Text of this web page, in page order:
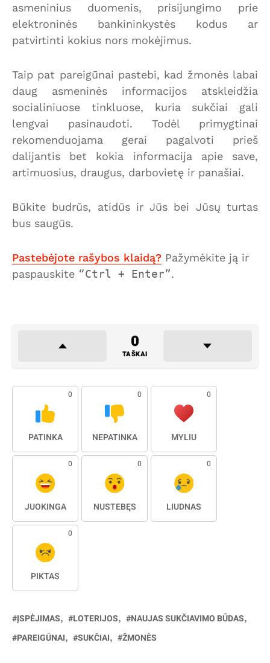
asmeninius duomenis, prisijungimo prie
elektroninės bankininkystės kodus ar
patvirtinti kokius nors mokėjimus.
Taip pat pareigūnai pastebi, kad žmonės labai
daug asmeninės informacijos atskleidžia
socialiniuose tinkluose, kuria sukčiai gali
lengvai pasinaudoti. Todėl primygtinai
rekomenduojama gerai pagalvoti prieš
dalijantis bet kokia informacija apie save,
artimuosius, draugus, darbovietę ir panašiai.
Būkite budrūs, atidūs ir Jūs bei Jūsų turtas
bus saugūs.
Pastebėjote rašybos klaidą? Pažymėkite ją ir
paspauskite
Ctrl + Enter .
0
TAŠKAI
0
PATINKA
0
NEPATINKA
0
MYLIU
0
JUOKINGA
0
NUSTEBĘS
0
LIŪDNAS
0
PIKTAS
ĮSPĖJIMAS LOTERIJOS
NAUJAS SUKČIAVIMO BŪDAS
PAREIGŪNAI
SUKČIAI ŽMONĖS